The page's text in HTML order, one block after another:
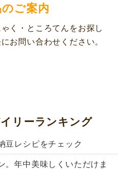
ご案内
く・ところてんをお探し
お問い合わせください。
リーランキング
豆レシピをチェック
。年中美味しくいただけま